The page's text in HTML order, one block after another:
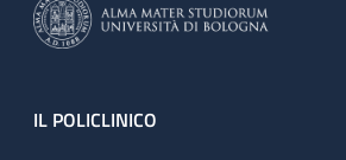
Footer
IL POLICLINICO